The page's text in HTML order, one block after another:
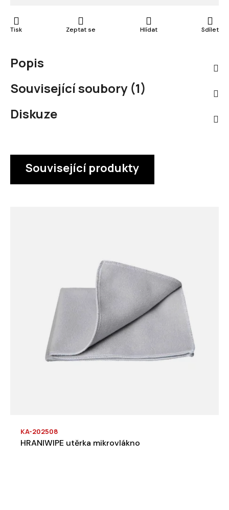
Tisk Zeptat se Hlídat Sdílet
Popis
Související soubory (1)
Diskuze
Související produkty
KA-202508
HRANIWIPE utěrka mikrovlákno